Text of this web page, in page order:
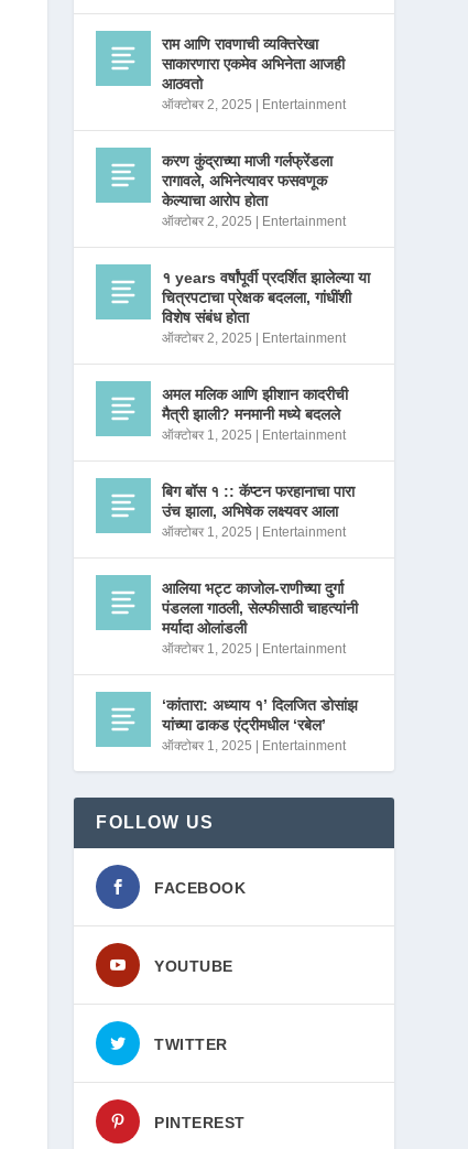
राम आणि रावणाची व्यक्तिरेखा
साकारणारा एकमेव अभिनेता आजही
आठवतो
ऑक्टोबर 2, 2025 Entertainment
करण कुंद्राच्या माजी गर्लफ्रेंडला
रागावले, अभिनेत्यावर फसवणूक
केल्याचा आरोप होता
ऑक्टोबर 2, 2025 Entertainment
१ years वर्षांपूर्वी प्रदर्शित झालेल्या या
चित्रपटाचा प्रेक्षक बदलला, गांधींशी
विशेष संबंध होता
ऑक्टोबर 2, 2025 Entertainment
अमल मलिक आणि झीशान कादरीची
मैत्री झाली? मनमानी मध्ये बदलले
ऑक्टोबर 1, 2025 Entertainment
बिग बॉस १ :: कॅप्टन फरहानाचा पारा
उंच झाला, अभिषेक लक्ष्यवर आला
ऑक्टोबर 1, 2025 Entertainment
आलिया भट्ट काजोल-राणीच्या दुर्गा
पंडलला गाठली, सेल्फीसाठी चाहत्यांनी
मर्यादा ओलांडली
ऑक्टोबर 1, 2025 Entertainment
‘कांतारा: अध्याय १’ दिलजित डोसांझ
यांच्या ढाकड एंट्रीमधील ‘रबेल’
ऑक्टोबर 1, 2025 Entertainment
FOLLOW US
FACEBOOK
YOUTUBE
TWITTER
PINTEREST